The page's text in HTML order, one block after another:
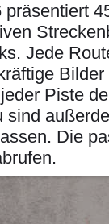
Jede
Piste
Die